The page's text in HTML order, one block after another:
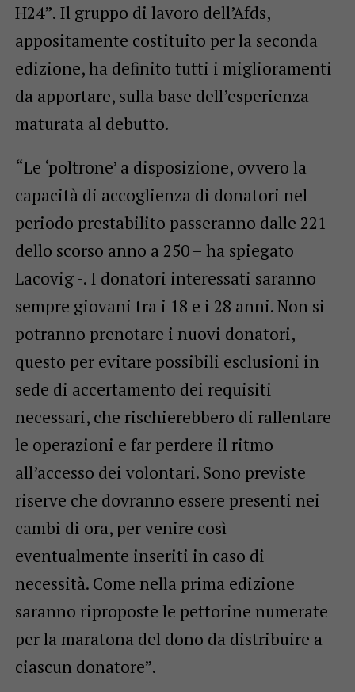
H24”. Il gruppo di lavoro dell’Afds,
appositamente costituito per la seconda
edizione, ha definito tutti i miglioramenti
da apportare, sulla base dell’esperienza
maturata al debutto.
“Le ‘poltrone’ a disposizione, ovvero la
capacità di accoglienza di donatori nel
periodo prestabilito passeranno dalle 221
dello scorso anno a 250 – ha spiegato
Lacovig -. I donatori interessati saranno
sempre giovani tra i 18 e i 28 anni. Non si
potranno prenotare i nuovi donatori,
questo per evitare possibili esclusioni in
sede di accertamento dei requisiti
necessari, che rischierebbero di rallentare
le operazioni e far perdere il ritmo
all’accesso dei volontari. Sono previste
riserve che dovranno essere presenti nei
cambi di ora, per venire così
eventualmente inseriti in caso di
necessità. Come nella prima edizione
saranno riproposte le pettorine numerate
per la maratona del dono da distribuire a
ciascun donatore”.